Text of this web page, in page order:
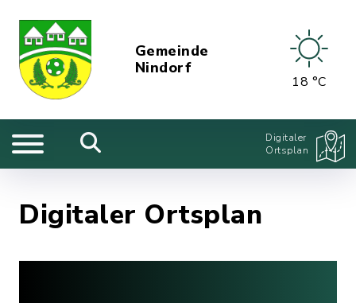
Gemeinde
Nindorf
18 °C
Digitaler
Ortsplan
Digitaler Ortsplan